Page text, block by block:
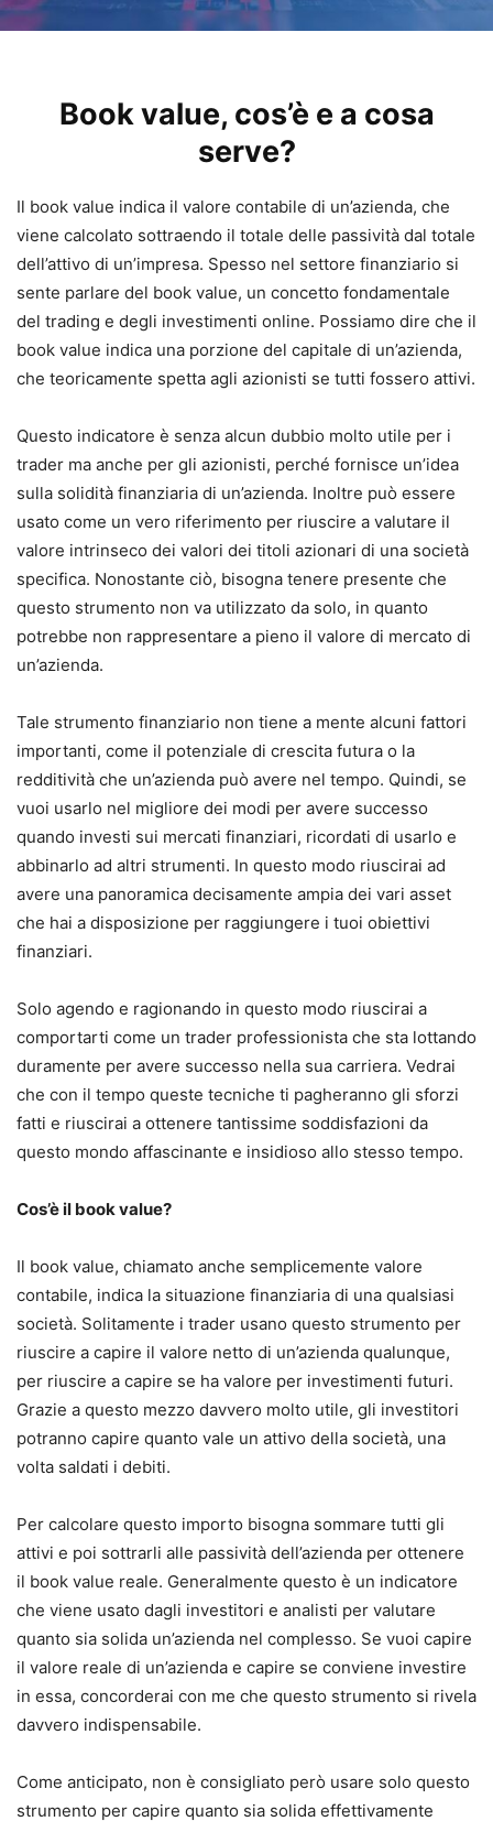
Book value, cos’è e a cosa
serve?
Il book value indica il valore contabile di un’azienda, che
viene calcolato sottraendo il totale delle passività dal totale
dell’attivo di un’impresa. Spesso nel settore finanziario si
sente parlare del book value, un concetto fondamentale
del trading e degli investimenti online. Possiamo dire che il
book value indica una porzione del capitale di un’azienda,
che teoricamente spetta agli azionisti se tutti fossero attivi.
Questo indicatore è senza alcun dubbio molto utile per i
trader ma anche per gli azionisti, perché fornisce un’idea
sulla solidità finanziaria di un’azienda. Inoltre può essere
usato come un vero riferimento per riuscire a valutare il
valore intrinseco dei valori dei titoli azionari di una società
specifica. Nonostante ciò, bisogna tenere presente che
questo strumento non va utilizzato da solo, in quanto
potrebbe non rappresentare a pieno il valore di mercato di
un’azienda.
Tale strumento finanziario non tiene a mente alcuni fattori
importanti, come il potenziale di crescita futura o la
redditività che un’azienda può avere nel tempo. Quindi, se
vuoi usarlo nel migliore dei modi per avere successo
quando investi sui mercati finanziari, ricordati di usarlo e
abbinarlo ad altri strumenti. In questo modo riuscirai ad
avere una panoramica decisamente ampia dei vari asset
che hai a disposizione per raggiungere i tuoi obiettivi
finanziari.
Solo agendo e ragionando in questo modo riuscirai a
comportarti come un trader professionista che sta lottando
duramente per avere successo nella sua carriera. Vedrai
che con il tempo queste tecniche ti pagheranno gli sforzi
fatti e riuscirai a ottenere tantissime soddisfazioni da
questo mondo affascinante e insidioso allo stesso tempo.
Cos’è il book value?
Il book value, chiamato anche semplicemente valore
contabile, indica la situazione finanziaria di una qualsiasi
società. Solitamente i trader usano questo strumento per
riuscire a capire il valore netto di un’azienda qualunque,
per riuscire a capire se ha valore per investimenti futuri.
Grazie a questo mezzo davvero molto utile, gli investitori
potranno capire quanto vale un attivo della società, una
volta saldati i debiti.
Per calcolare questo importo bisogna sommare tutti gli
attivi e poi sottrarli alle passività dell’azienda per ottenere
il book value reale. Generalmente questo è un indicatore
che viene usato dagli investitori e analisti per valutare
quanto sia solida un’azienda nel complesso. Se vuoi capire
il valore reale di un’azienda e capire se conviene investire
in essa, concorderai con me che questo strumento si rivela
davvero indispensabile.
Come anticipato, non è consigliato però usare solo questo
strumento per capire quanto sia solida effettivamente